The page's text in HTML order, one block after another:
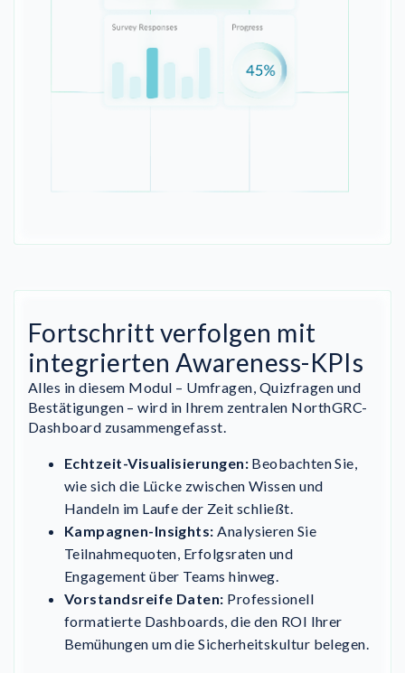
Fortschritt verfolgen mit
integrierten Awareness-KPIs
Alles in diesem Modul – Umfragen, Quizfragen und
Bestätigungen – wird in Ihrem zentralen NorthGRC-
Dashboard zusammengefasst.
Echtzeit-Visualisierungen:Beobachten Sie,
wie sich die Lücke zwischen Wissen und
Handeln im Laufe der Zeit schließt.
Kampagnen-Insights:Analysieren Sie
Teilnahmequoten, Erfolgsraten und
Engagement über Teams hinweg.
Vorstandsreife Daten: Professionell
formatierte Dashboards, die den ROI Ihrer
Bemühungen um die Sicherheitskultur belegen.